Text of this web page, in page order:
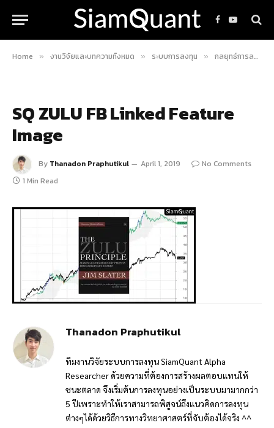
Facebook
YouTube
Home » งานวิจัยและบทความทั้งหมด » ระบบการลงทุน » กลยุทธ์การลงทุน ZULU Principle ของ Jim Slater
SQ ZULU FB Linked Feature
Image
By Thanadon Praphutikul April 1, 2019
No Comments
1 Min Read
Thanadon Praphutikul
ทีมงานวิจัยระบบการลงทุน SiamQuant Alpha
Researcher ด้วยความที่ต้องการสร้างผลตอบแทนให้
ชนะตลาด จึงเริ่มต้นการลงทุนอย่างเป็นระบบมามากกว่า
5 ปีเพราะทำให้เราสามารถพิสูจน์ถึงแนวคิดการลงทุน
ต่างๆได้ด้วยวิธีการทางวิทยาศาสตร์ที่จับต้องได้จริง ^^